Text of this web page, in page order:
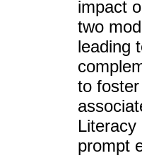
impact
two
leading
to
prompt